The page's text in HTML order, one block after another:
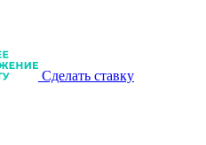
Сделать ставку